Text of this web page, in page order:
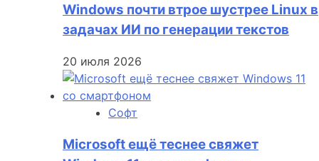
Windows почти втрое шустрее Linux в
задачах ИИ по генерации текстов
20 июля 2026
Софт
Microsoft ещё теснее свяжет